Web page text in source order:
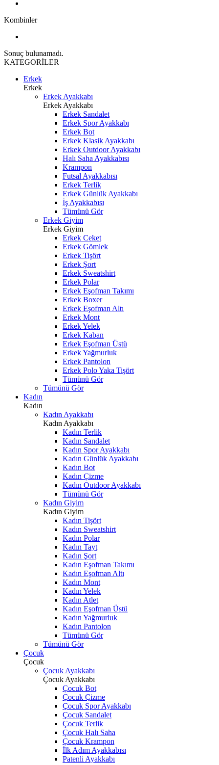
Kombinler
Sonuç bulunamadı.
KATEGORİLER
Erkek
Erkek
Erkek Ayakkabı
Erkek Ayakkabı
Erkek Sandalet
Erkek Spor Ayakkabı
Erkek Bot
Erkek Klasik Ayakkabı
Erkek Outdoor Ayakkabı
Halı Saha Ayakkabısı
Krampon
Futsal Ayakkabısı
Erkek Terlik
Erkek Günlük Ayakkabı
İş Ayakkabısı
Tümünü Gör
Erkek Giyim
Erkek Giyim
Erkek Ceket
Erkek Gömlek
Erkek Tişört
Erkek Şort
Erkek Sweatshirt
Erkek Polar
Erkek Eşofman Takımı
Erkek Boxer
Erkek Eşofman Altı
Erkek Mont
Erkek Yelek
Erkek Kaban
Erkek Eşofman Üstü
Erkek Yağmurluk
Erkek Pantolon
Erkek Polo Yaka Tişört
Tümünü Gör
Tümünü Gör
Kadın
Kadın
Kadın Ayakkabı
Kadın Ayakkabı
Kadın Terlik
Kadın Sandalet
Kadın Spor Ayakkabı
Kadın Günlük Ayakkabı
Kadın Bot
Kadın Çizme
Kadın Outdoor Ayakkabı
Tümünü Gör
Kadın Giyim
Kadın Giyim
Kadın Tişört
Kadın Sweatshirt
Kadın Polar
Kadın Tayt
Kadın Şort
Kadın Eşofman Takımı
Kadın Eşofman Altı
Kadın Mont
Kadın Yelek
Kadın Atlet
Kadın Eşofman Üstü
Kadın Yağmurluk
Kadın Pantolon
Tümünü Gör
Tümünü Gör
Çocuk
Çocuk
Çocuk Ayakkabı
Çocuk Ayakkabı
Çocuk Bot
Çocuk Çizme
Çocuk Spor Ayakkabı
Çocuk Sandalet
Çocuk Terlik
Çocuk Halı Saha
Çocuk Krampon
İlk Adım Ayakkabısı
Patenli Ayakkabı